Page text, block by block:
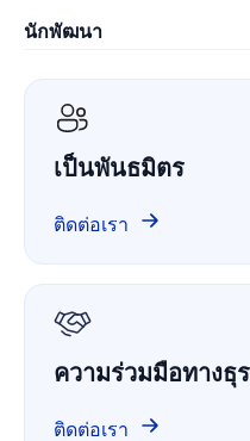
คอนโซลผู้ดูแลระบบ
การผลิต
การดูแลสุขภาพ
การเงิน
เอกสารไวท์เปเปอร์
กรณีศึกษา
นักพัฒนา
ComPDF SDK
ComPDF AI
ComPDF Cloud
ComPDF บน GitHub
เป็นพันธมิตร
ติดต่อเรา
ความร่วมมือทางธุ
ติดต่อเรา